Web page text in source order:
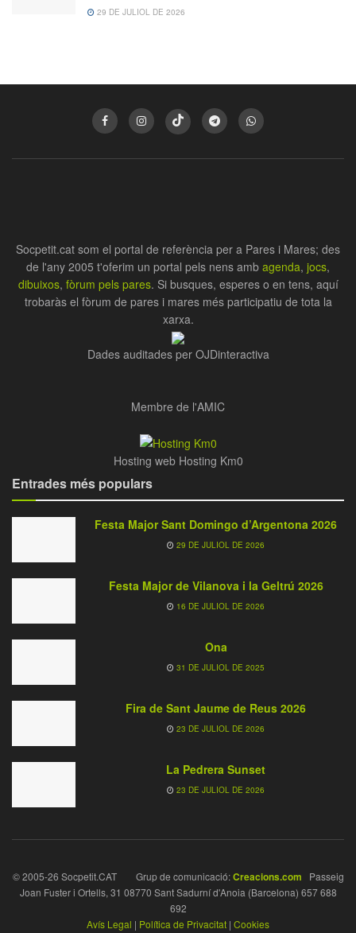
29 DE JULIOL DE 2026
Socpetit.cat som el portal de referència per a Pares i Mares; des
de l'any 2005 t'oferim un portal pels nens amb agenda, jocs,
dibuixos, fòrum pels pares. Si busques, esperes o en tens, aquí
trobaràs el fòrum de pares i mares més participatiu de tota la
xarxa.
Dades auditades per OJDinteractiva
Membre de l'AMIC
Hosting web Hosting Km0
Entrades més populars
Festa Major Sant Domingo d’Argentona 2026
29 DE JULIOL DE 2026
Festa Major de Vilanova i la Geltrú 2026
16 DE JULIOL DE 2026
Ona
31 DE JULIOL DE 2025
Fira de Sant Jaume de Reus 2026
23 DE JULIOL DE 2026
La Pedrera Sunset
23 DE JULIOL DE 2026
© 2005-26 Socpetit.CAT Grup de comunicació:Creacions.com Passeig
Joan Fuster i Ortells, 31 08770 Sant Sadurní d'Anoia (Barcelona) 657 688
692
Avís Legal | Política de Privacitat | Cookies